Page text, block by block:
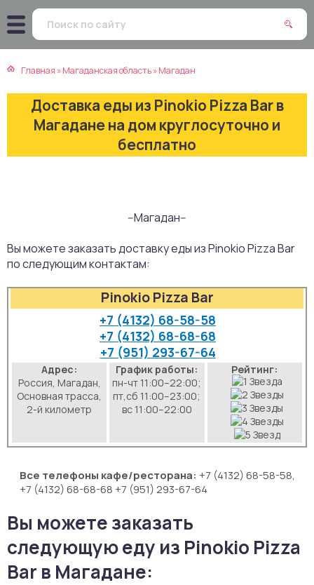
Главная »Магаданская область»Магадан
Доставка еды из Pinokio Pizza Bar в
Магадане на дом круглосуточно и
бесплатно
--Магадан--
Вы можете заказать доставку еды из Pinokio Pizza Bar
по следующим контактам:
Pinokio Pizza Bar
+7 (4132) 68-58-58
+7 (4132) 68-68-68
+7 (951) 293-67-64
Адрес:
Россия, Магадан,
Основная трасса,
2-й километр
График работы:
пн-чт 11:00–22:00;
пт,сб 11:00–23:00;
вс 11:00–22:00
Рейтинг:
Все телефоны кафе/ресторана: +7 (4132) 68-58-58,
+7 (4132) 68-68-68 +7 (951) 293-67-64
Вы можете заказать
следующую еду из Pinokio Pizza
Bar в Магадане:
кухня
кухня
кухня